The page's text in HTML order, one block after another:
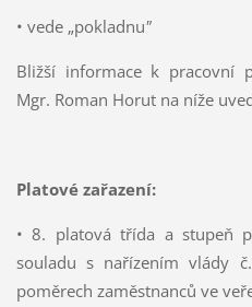
• vede „pokladnu"
Bližší informace k pracovní
Mgr. Roman Horut na níže
Platové zařazení:
• 8. platová třída a stupeň
souladu s nařízením vlády
poměrech zaměstnanců ve